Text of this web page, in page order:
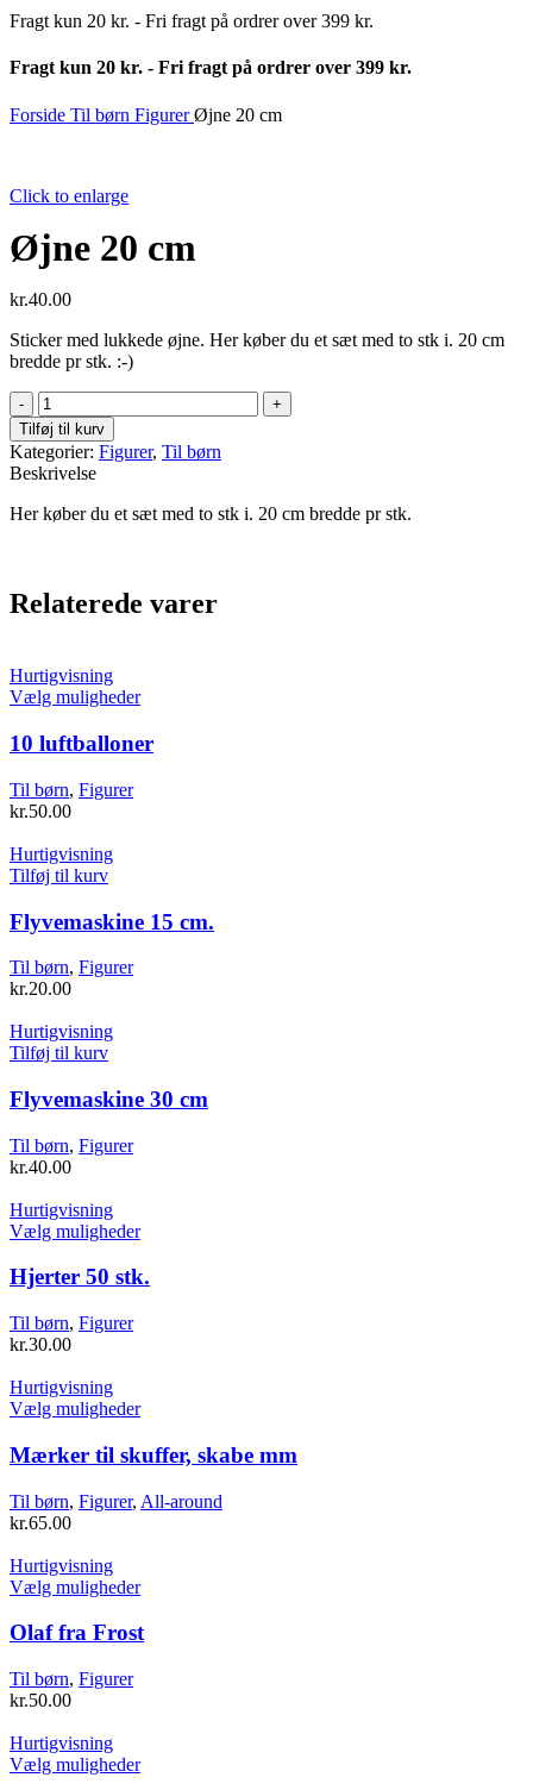
Fragt kun 20 kr. - Fri fragt på ordrer over 399 kr.
Fragt kun 20 kr. - Fri fragt på ordrer over 399 kr.
Forside Til børn FigurerØjne 20 cm
Click to enlarge
Øjne 20 cm
kr.40.00
Sticker med lukkede øjne. Her køber du et sæt med to stk i. 20 cm
bredde pr stk. :-)
Øjne
20
cm
antal
Tilføj til kurv
Kategorier: Figurer, Til børn
Beskrivelse
Her køber du et sæt med to stk i. 20 cm bredde pr stk.
Relaterede varer
Hurtigvisning
Vælg mulighederDette
har
flere
10 luftballoner
Til børn, Figurer
kr.50.00
Hurtigvisning
Tilføj til kurv
Flyvemaskine 15 cm.
Til børn, Figurer
kr.20.00
Hurtigvisning
Tilføj til kurv
Flyvemaskine 30 cm
Til børn, Figurer
kr.40.00
Hurtigvisning
Vælg mulighederDette
har
på
varesiden
Hjerter 50 stk.
Til børn, Figurer
kr.30.00
Hurtigvisning
Vælg mulighederDette
har
flere
varianter.
Mulighederne
varesiden
Mærker til skuffer, skabe mm
Til børn, Figurer, All-around
kr.65.00
Hurtigvisning
Vælg mulighederDette
har
på
varesiden
Olaf fra Frost
Til børn, Figurer
kr.50.00
Hurtigvisning
Vælg mulighederDette